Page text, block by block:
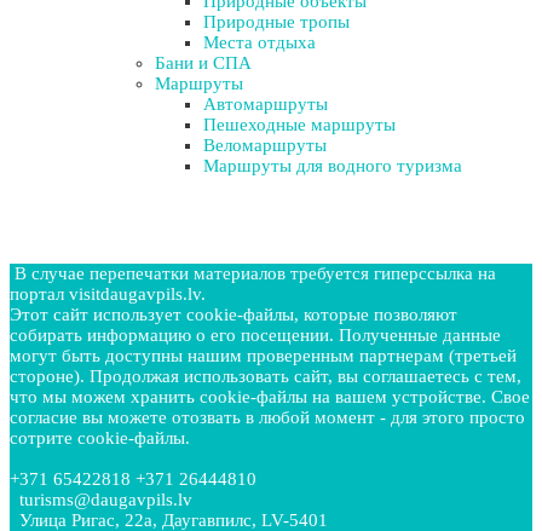
Природные тропы
Места отдыха
Бани и СПА
Маршруты
Автомаршруты
Пешеходные маршруты
Веломаршруты
Маршруты для водного туризма
В случае перепечатки материалов требуется гиперссылка на
портал visitdaugavpils.lv.
Этот сайт использует cookie-файлы, которые позволяют
собирать информацию о его посещении. Полученные данные
могут быть доступны нашим проверенным партнерам (третьей
стороне). Продолжая использовать сайт, вы соглашаетесь с тем,
что мы можем хранить cookie-файлы на вашем устройстве. Свое
согласие вы можете отозвать в любой момент - для этого просто
сотрите cookie-файлы.
+371 65422818 +371 26444810
turisms@daugavpils.lv
Улица Ригас, 22a, Даугавпилс, LV-5401